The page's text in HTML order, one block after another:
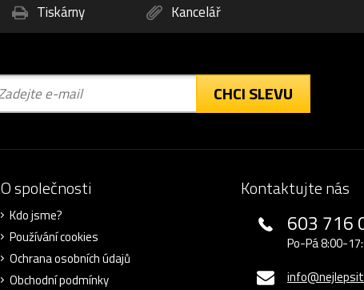
Tiskárny Kancelář
CHCI SLEVU
O společnosti
Kdo jsme?
Používání cookies
Ochrana osobních údajů
Obchodní podmínky
Kontaktujte nás
603 716
Po-Pá 8:00-